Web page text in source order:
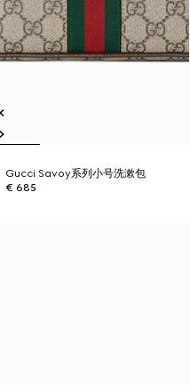
Gucci Savoy系列小号洗漱包
€ 685